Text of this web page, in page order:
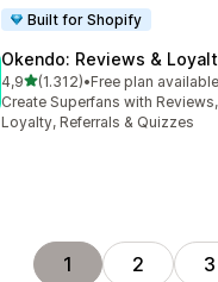
Built for Shopify
Okendo: Reviews &
4,9stelle su 5
(1.312)
1312 recensioni totali
•Free plan available
Create Superfans with Reviews,
Loyalty, Referrals & Quizzes
1 2 3